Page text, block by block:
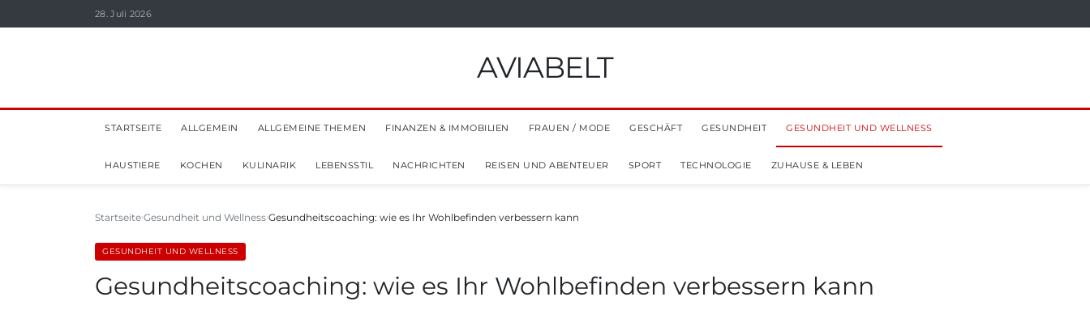
28. Juli 2026
AVIABELT
STARTSEITE ALLGEMEIN ALLGEMEINE THEMEN FINANZEN & IMMOBILIEN FRAUEN / MODE GESCHÄFT GESUNDHEIT GESUNDHEIT UND WELLNESS
HAUSTIERE KOCHEN KULINARIK LEBENSSTIL NACHRICHTEN REISEN UND ABENTEUER SPORT TECHNOLOGIE ZUHAUSE & LEBEN
Startseite Gesundheit und Wellness Gesundheitscoaching: wie es Ihr Wohlbefinden verbessern kann
GESUNDHEIT UND WELLNESS
Gesundheitscoaching: wie es Ihr Wohlbefinden verbessern kann